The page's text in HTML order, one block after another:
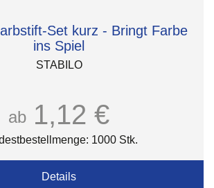
Set kurz - Bringt Farbe
ins Spiel
STABILO
ab 1,12 €
1000 Stk.
Details